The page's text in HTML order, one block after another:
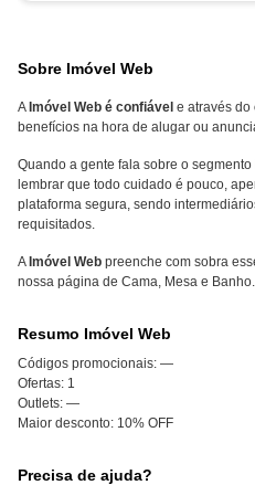
Sobre Imóvel Web
A Imóvel Web é confiável e através do
benefícios na hora de alugar ou
Quando a gente fala sobre o
lembrar que todo cuidado é pouco,
plataforma segura, sendo
requisitados.
A Imóvel Web preenche com sobra
nossa página de Cama, Mesa e Banho.
Resumo Imóvel Web
Códigos promocionais: —
Ofertas: 1
Outlets: —
Maior desconto: 10% OFF
Precisa de ajuda?